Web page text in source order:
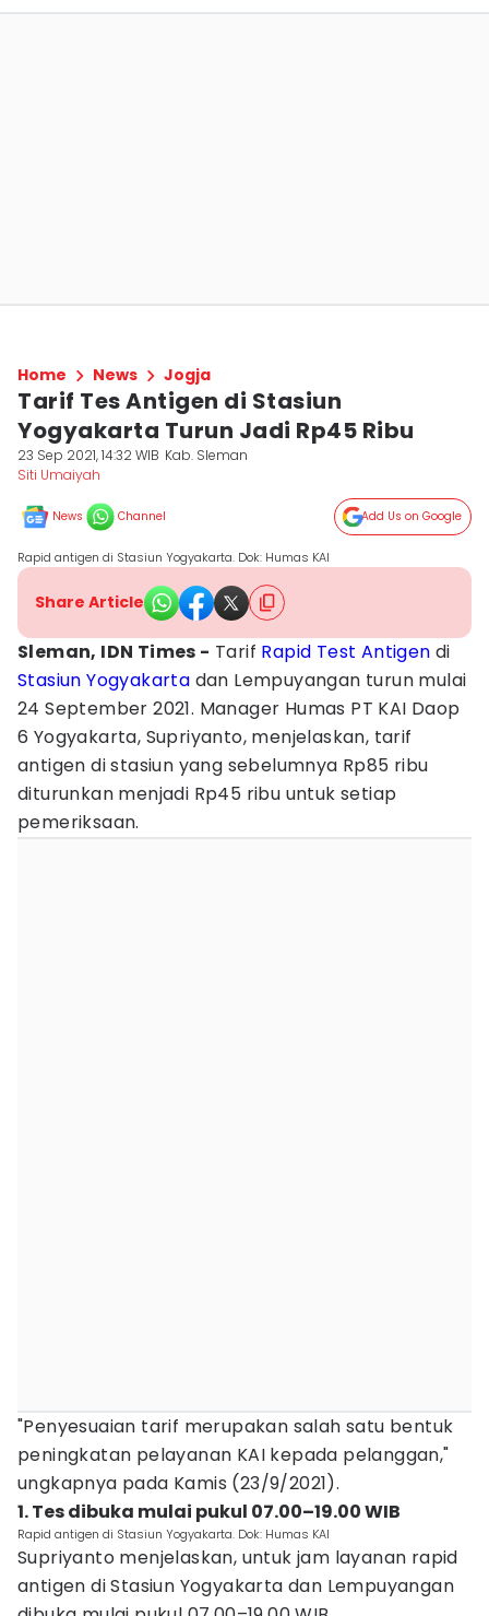
Home News Jogja
Tarif Tes Antigen di Stasiun
Yogyakarta Turun Jadi Rp45 Ribu
23 Sep 2021, 14:32 WIB Kab. Sleman
Siti Umaiyah
News Channel Add Us on Google
Rapid antigen di Stasiun Yogyakarta. Dok: Humas KAI
Share Article
Sleman, IDN Times - Tarif Rapid Test Antigen di
Stasiun Yogyakarta dan Lempuyangan turun mulai
24 September 2021. Manager Humas PT KAI Daop
6 Yogyakarta, Supriyanto, menjelaskan, tarif
antigen di stasiun yang sebelumnya Rp85 ribu
diturunkan menjadi Rp45 ribu untuk setiap
pemeriksaan.
"Penyesuaian tarif merupakan salah satu bentuk
peningkatan pelayanan KAI kepada pelanggan,"
ungkapnya pada Kamis (23/9/2021).
1. Tes dibuka mulai pukul 07.00–19.00 WIB
Rapid antigen di Stasiun Yogyakarta. Dok: Humas KAI
Supriyanto menjelaskan, untuk jam layanan rapid
antigen di Stasiun Yogyakarta dan Lempuyangan